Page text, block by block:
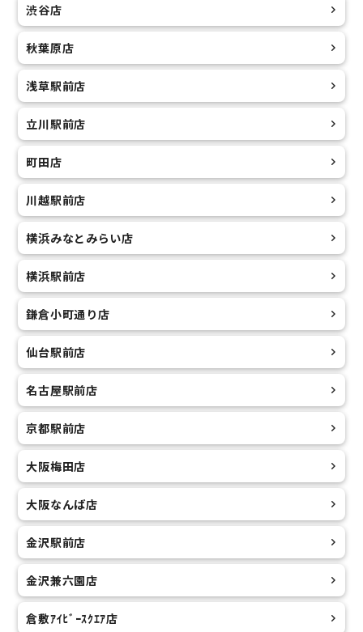
渋谷店
秋葉原店
浅草駅前店
立川駅前店
町田店
川越駅前店
横浜みなとみらい店
横浜駅前店
鎌倉小町通り店
仙台駅前店
名古屋駅前店
京都駅前店
大阪梅田店
大阪なんば店
金沢駅前店
金沢兼六園店
倉敷ｱｲﾋﾞｰｽｸｴｱ店